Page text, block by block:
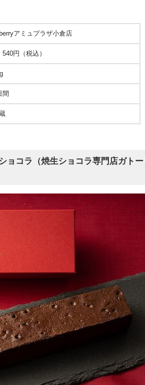
アミュプラザ小倉店
540円（税込）
間
ョコラ（焼生ショコラ専門店ガト